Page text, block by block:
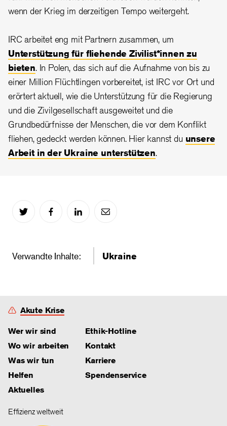
wenn der Krieg im derzeitigen Tempo weitergeht.
IRC arbeitet eng mit Partnern zusammen, um
Unterstützung für fliehende Zivilist*innen zu
bieten. In Polen, das sich auf die Aufnahme von bis zu
einer Million Flüchtlingen vorbereitet, ist IRC vor Ort und
erörtert aktuell, wie die Unterstützung für die Regierung
und die Zivilgesellschaft ausgeweitet und die
Grundbedürfnisse der Menschen, die vor dem Konflikt
fliehen, gedeckt werden können. Hier kannst du unsere
Arbeit in der Ukraine unterstützen.
Verwandte Inhalte: Ukraine
Akute Krise
Wer wir sind
Wo wir arbeiten
Was wir tun
Helfen
Aktuelles
Ethik-Hotline
Kontakt
Karriere
Spendenservice
Effizienz weltweit